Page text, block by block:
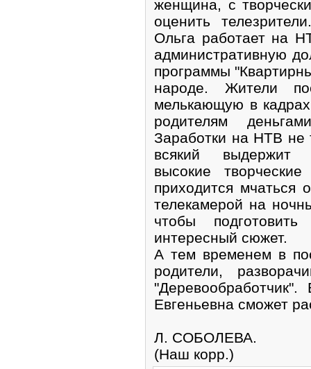
женщина, с
оценить
Ольга работает на
административную
программы
народе. Жители
мелькающую в
родителям
Заработки на НТВ не
всякий выдержит
высокие
приходится
телекамерой на
чтобы
интересный сюжет.
А тем временем в
родители,
Евгеньевна сможет
Л. СОБОЛЕВА.
(Наш корр.)